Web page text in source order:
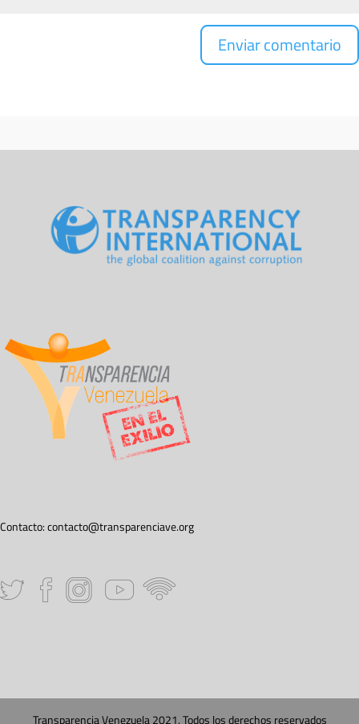
Contacto:contacto@transparenciave.org
Transparencia Venezuela 2021. Todos los derechos reservados